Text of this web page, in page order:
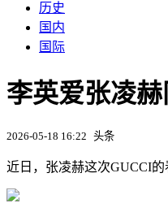
历史
国内
国际
李英爱张凌
2026-05-18 16:22 头条
近日，张凌赫这次GUCCI